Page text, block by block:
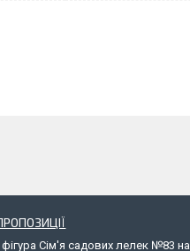
Сім'я садових лелек №83 на